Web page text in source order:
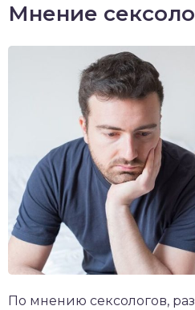
Мнение
По мнению сексологов,